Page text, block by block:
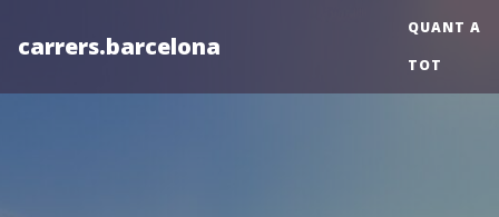
carrers.barcelona
QUANT A
TOT